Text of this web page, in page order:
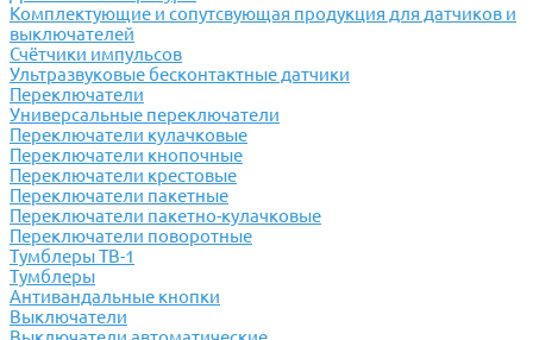
Комплектующие и сопутсвующая продукция для датчиков и
выключателей
Счётчики импульсов
Ультразвуковые бесконтактные датчики
Переключатели
Универсальные переключатели
Переключатели кулачковые
Переключатели кнопочные
Переключатели крестовые
Переключатели пакетные
Переключатели пакетно-кулачковые
Переключатели поворотные
Тумблеры ТВ-1
Тумблеры
Антивандальные кнопки
Выключатели